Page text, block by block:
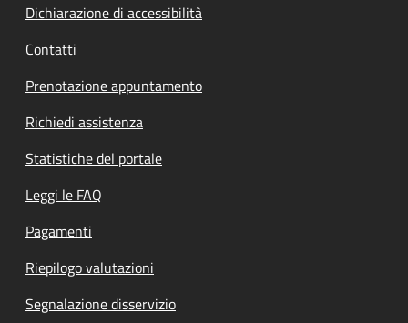
Dichiarazione di accessibilità
Contatti
Prenotazione appuntamento
Richiedi assistenza
Statistiche del portale
Leggi le FAQ
Pagamenti
Riepilogo valutazioni
Segnalazione disservizio